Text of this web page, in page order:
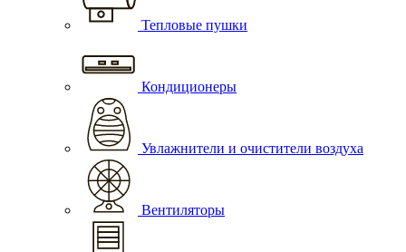
Тепловые пушки
Кондиционеры
Увлажнители и очистители воздуха
Вентиляторы